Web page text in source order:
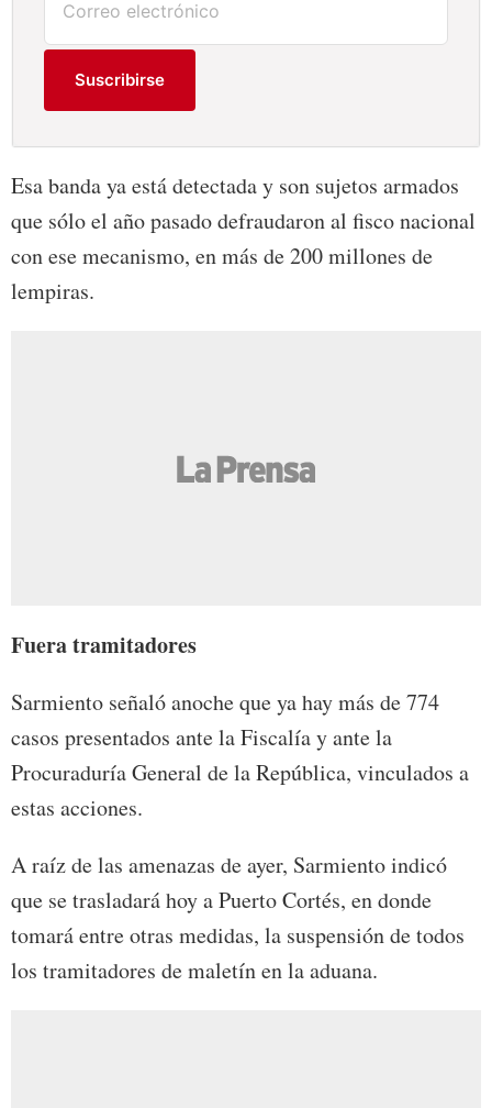
Suscribirse
Esa banda ya está detectada y son sujetos armados
que sólo el año pasado defraudaron al fisco nacional
con ese mecanismo, en más de 200 millones de
lempiras.
Fuera tramitadores
Sarmiento señaló anoche que ya hay más de 774
casos presentados ante la Fiscalía y ante la
Procuraduría General de la República, vinculados a
estas acciones.
A raíz de las amenazas de ayer, Sarmiento indicó
que se trasladará hoy a Puerto Cortés, en donde
tomará entre otras medidas, la suspensión de todos
los tramitadores de maletín en la aduana.